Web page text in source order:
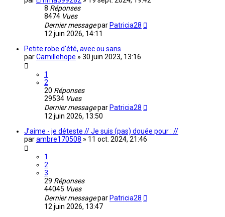
8 Réponses
8474 Vues
Dernier messagepar Patricia28
12 juin 2026, 14:11
Petite robe d'été, avec ou sans
parCamillehope » 30 juin 2023, 13:16
1
2
20 Réponses
29534 Vues
Dernier messagepar Patricia28
12 juin 2026, 13:50
J’aime - je déteste // Je suis (pas) douée pour : //
parambre170508 » 11 oct. 2024, 21:46
1
2
3
29 Réponses
44045 Vues
Dernier messagepar Patricia28
12 juin 2026, 13:47